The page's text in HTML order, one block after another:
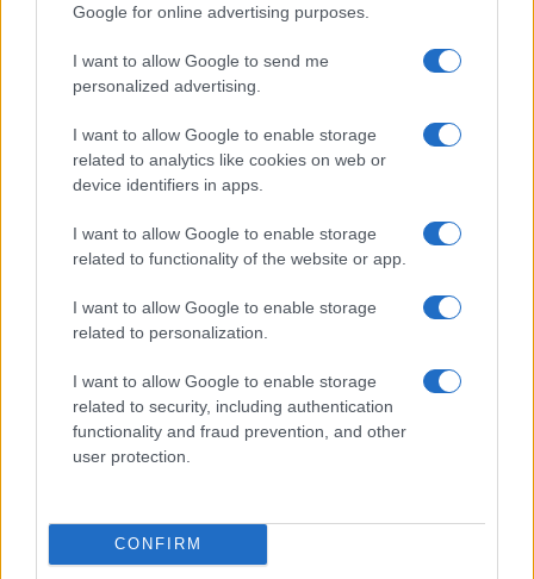
Google for online advertising purposes.
I want to allow Google to send me
personalized advertising.
I want to allow Google to enable storage
related to analytics like cookies on web or
device identifiers in apps.
I want to allow Google to enable storage
related to functionality of the website or app.
I want to allow Google to enable storage
related to personalization.
I want to allow Google to enable storage
related to security, including authentication
functionality and fraud prevention, and other
user protection.
CONFIRM
Khatib arra panaszkodott, hogy az Egyesült
Államok, az Egyesült Királyság, Izrael és
Szaúd-Arábia „a legnagyobb „befolyásolási
műveletet” hajtotta végre azért, hogy az
adott országot destabilizálják és hibrid
hadviseléssel nyugtalanságot keltsenek
benne”.
„Angliával ellentétben mi soha
terrorcselekményeket és a
bizonytalanság megteremtését
más országokban” – mondta
kötelességünk megakadályozni a